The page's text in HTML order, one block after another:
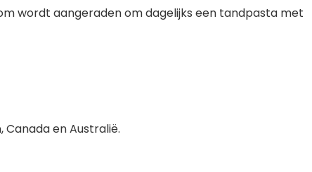
wordt aangeraden om dagelijks een tandpasta met
en Australië.